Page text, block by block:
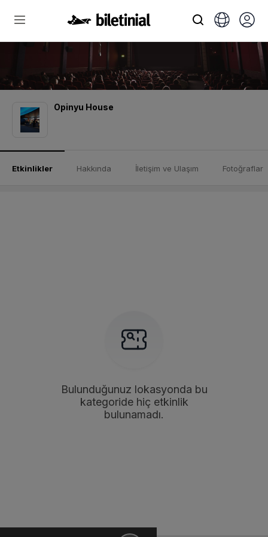
Opinyu House
Etkinlikler Hakkında İletişim ve Ulaşım Fotoğraflar
Bulunduğunuz lokasyonda bu
kategoride hiç etkinlik
bulunamadı.